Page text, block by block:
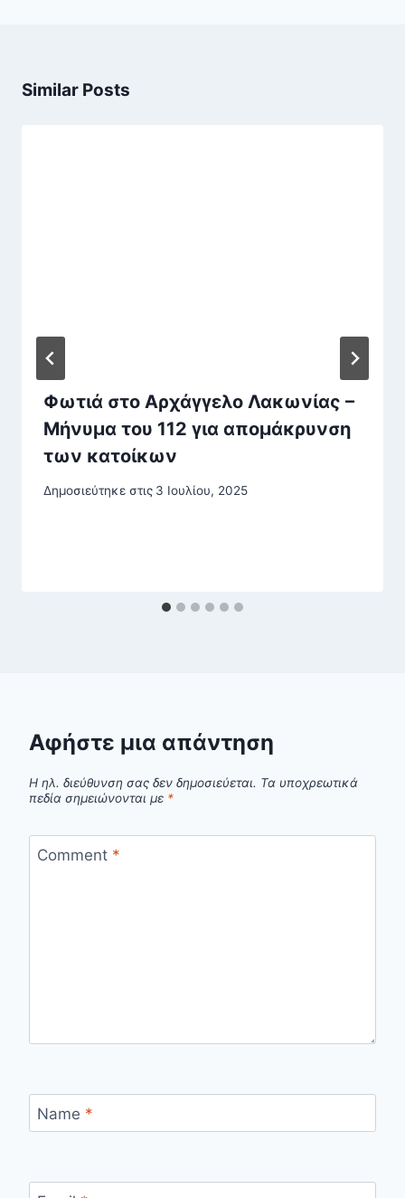
Similar Posts
Φωτιά στο Αρχάγγελο Λακωνίας –
Μήνυμα του 112 για απομάκρυνση
των κατοίκων
Δημοσιεύτηκε στις 3 Ιουλίου, 2025
Αφήστε μια απάντηση
Η ηλ. διεύθυνση σας δεν δημοσιεύεται. Τα υποχρεωτικά
πεδία σημειώνονται με *
Comment *
Name *